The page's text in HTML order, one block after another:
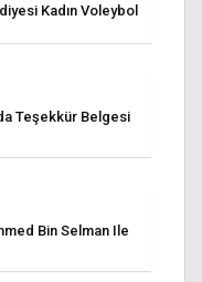
Kadın Voleybol
Teşekkür Belgesi
Bin Selman Ile